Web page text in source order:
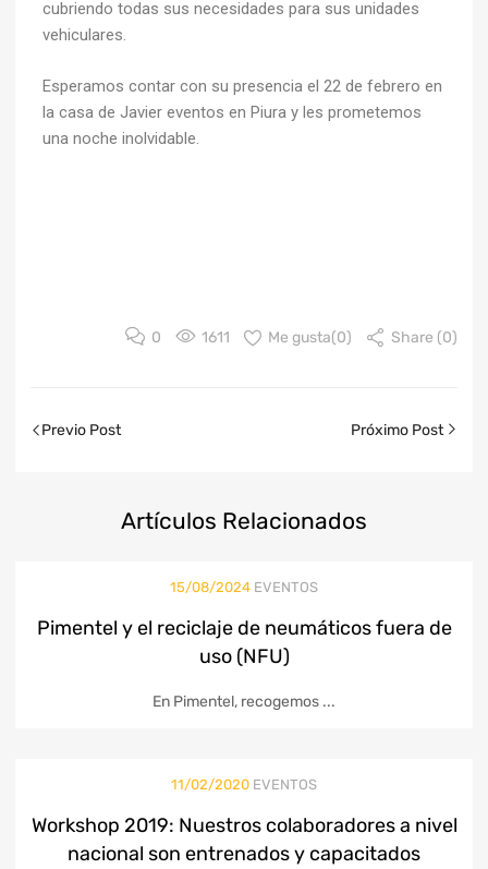
cubriendo todas sus necesidades para sus unidades
vehiculares.
Esperamos contar con su presencia el 22 de febrero en
la casa de Javier eventos en Piura y les prometemos
una noche inolvidable.
0 1611 Me gusta(0) Share (0)
Previo Post Próximo Post
Artículos Relacionados
15/08/2024 EVENTOS
Pimentel y el reciclaje de neumáticos fuera de
uso (NFU)
En Pimentel, recogemos ...
11/02/2020 EVENTOS
Workshop 2019: Nuestros colaboradores a nivel
nacional son entrenados y capacitados